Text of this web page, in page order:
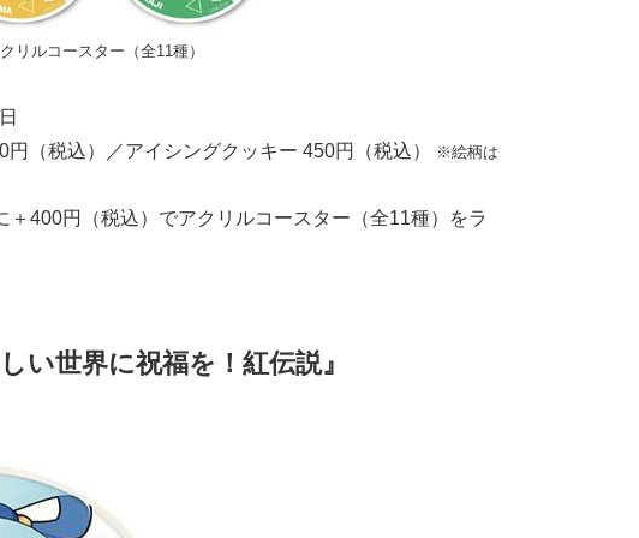
リルコースター（全11種）
円（税込）／アイシングクッキー 450円（税込）
※絵柄は
＋400円（税込）でアクリルコースター（全11種）をラ
い世界に祝福を！紅伝説』